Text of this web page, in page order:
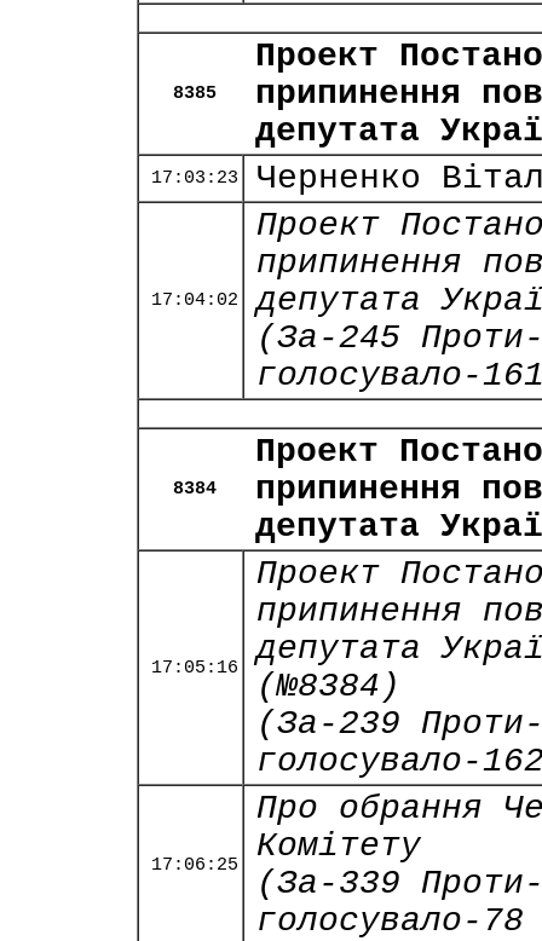
8385
Проект
припинення
депутата
17:03:23 Черненко
17:04:02
Проект
припинення
депутата
(За-245
голосувало-
8384
Проект
припинення
депутата
17:05:16
Проект
припинення
депутата
(№8384)
(За-239
голосувало-
17:06:25
Про обрання
Комітету
(За-339
голосувало-